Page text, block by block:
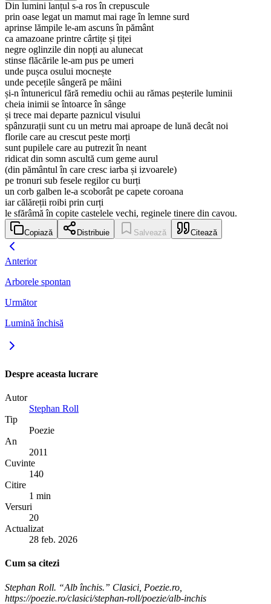
Din lumini lanțul s-a ros în crepuscule
prin oase legat un mamut mai rage în lemne surd
aprinse lămpile le-am ascuns în pământ
ca amazoane printre cârtițe și țiței
negre oglinzile din nopți au alunecat
stinse flăcările le-am pus pe umeri
unde pușca osului mocnește
unde pecețile sângeră pe mâini
și-n întunericul fără remediu ochii au rămas peșterile luminii
cheia inimii se întoarce în sânge
și trece mai departe paznicul visului
spânzurații sunt cu un metru mai aproape de lună decât noi
florile care au crescut peste morți
sunt pupilele care au putrezit în neant
ridicat din somn ascultă cum geme aurul
(din pământul în care cresc iarba și izvoarele)
pe tronuri sub fesele regilor cu burți
un corb galben le-a scoborât pe capete coroana
iar călăreții roibi prin curți
le sfărâmă în copite castelele vechi, reginele tinere din cavou.
Copiază Distribuie Salvează Citează
Anterior
Arborele spontan
Următor
Lumină închisă
Despre aceasta lucrare
Autor
Stephan Roll
Tip
Poezie
An
2011
Cuvinte
140
Citire
1 min
Versuri
20
Actualizat
28 feb. 2026
Cum sa citezi
Stephan Roll. “Alb închis.” Clasici, Poezie.ro,
https://poezie.ro/clasici/stephan-roll/poezie/alb-inchis